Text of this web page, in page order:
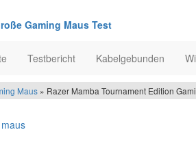
Testbericht Kabelgebunden
Maus » Razer Mamba Tournament Edition